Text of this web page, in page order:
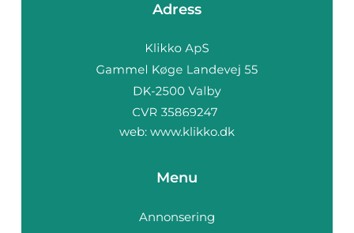
Adress
web: www.klikko.dk
Menu
Annonsering